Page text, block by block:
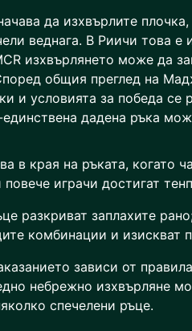
да изхвърлите плочка,
веднага. В Риичи това е
изхвърлянето може да
общия преглед на
и условията за победа се
единствена дадена ръка
в края на ръката, когато
повече играчи достигат
разкриват заплахите
комбинации и изискват
зависи от
небрежно изхвърляне
спечелени ръце.